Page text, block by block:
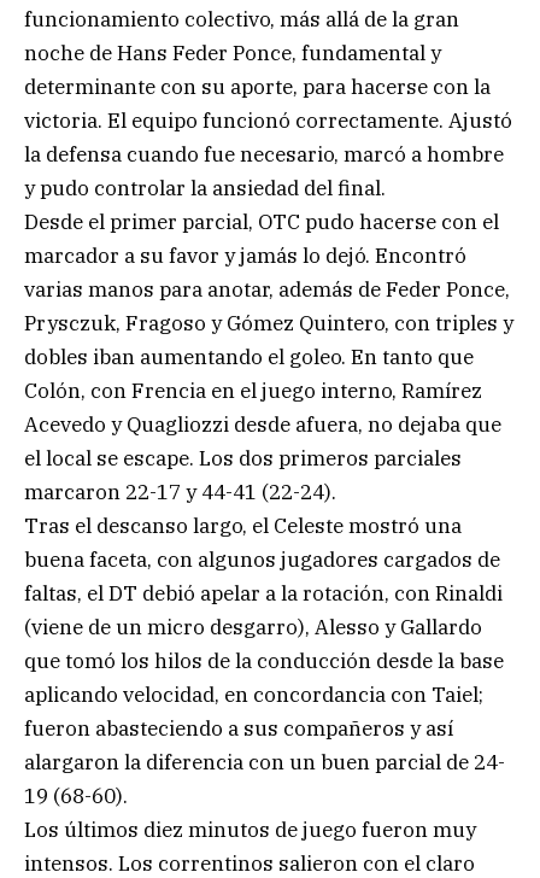
funcionamiento colectivo, más allá de la gran
noche de Hans Feder Ponce, fundamental y
determinante con su aporte, para hacerse con la
victoria. El equipo funcionó correctamente. Ajustó
la defensa cuando fue necesario, marcó a hombre
y pudo controlar la ansiedad del final.
Desde el primer parcial, OTC pudo hacerse con el
marcador a su favor y jamás lo dejó. Encontró
varias manos para anotar, además de Feder Ponce,
Prysczuk, Fragoso y Gómez Quintero, con triples y
dobles iban aumentando el goleo. En tanto que
Colón, con Frencia en el juego interno, Ramírez
Acevedo y Quagliozzi desde afuera, no dejaba que
el local se escape. Los dos primeros parciales
marcaron 22-17 y 44-41 (22-24).
Tras el descanso largo, el Celeste mostró una
buena faceta, con algunos jugadores cargados de
faltas, el DT debió apelar a la rotación, con Rinaldi
(viene de un micro desgarro), Alesso y Gallardo
que tomó los hilos de la conducción desde la base
aplicando velocidad, en concordancia con Taiel;
fueron abasteciendo a sus compañeros y así
alargaron la diferencia con un buen parcial de 24-
19 (68-60).
Los últimos diez minutos de juego fueron muy
intensos. Los correntinos salieron con el claro